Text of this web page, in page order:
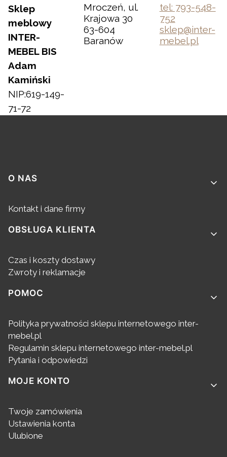
Sklep
meblowy
INTER-
MEBEL BIS
Adam
Kamiński
NIP:619-149-
71-72
Mroczeń, ul.
Krajowa 30
63-604
Baranów
tel: 793-548-
752
sklep@inter-
mebel.pl
Linki w stopce
O NAS
Kontakt i dane firmy
OBSŁUGA KLIENTA
Czas i koszty dostawy
Zwroty i reklamacje
POMOC
Polityka prywatności sklepu internetowego inter-
mebel.pl
Regulamin sklepu internetowego inter-mebel.pl
Pytania i odpowiedzi
MOJE KONTO
Twoje zamówienia
Ustawienia konta
Ulubione